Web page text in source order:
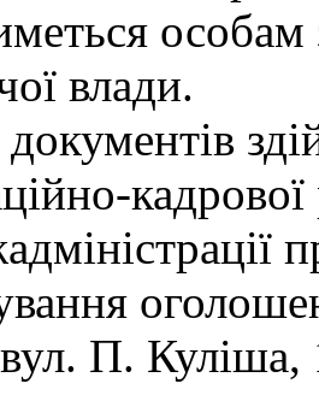
влади.
П.